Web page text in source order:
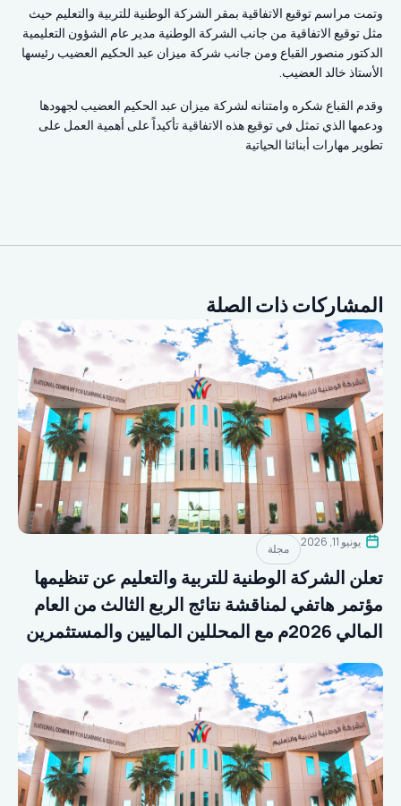
وتمت مراسم توقيع الاتفاقية بمقر الشركة الوطنية للتربية والتعليم حيث
مثل توقيع الاتفاقية من جانب الشركة الوطنية مدير عام الشؤون التعليمية
الدكتور منصور القباع ومن جانب شركة ميزان عبد الحكيم العضيب رئيسها
الأستاذ خالد العضيب.
وقدم القباع شكره وامتنانه لشركة ميزان عبد الحكيم العضيب لجهودها
ودعمها الذي تمثل في توقيع هذه الاتفاقية تأكيداً على أهمية العمل على
تطوير مهارات أبنائنا الحياتية
المشاركات ذات الصلة
يونيو 11, 2026 مجلة
تعلن الشركة الوطنية للتربية والتعليم عن تنظيمها
مؤتمر هاتفي لمناقشة نتائج الربع الثالث من العام
المالي 2026م مع المحللين الماليين والمستثمرين